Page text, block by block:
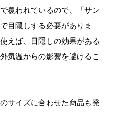
覆われているので、「サン
目隠しする必要がありま
えば、目隠しの効果がある
気温からの影響を避けるこ
サイズに合わせた商品も発